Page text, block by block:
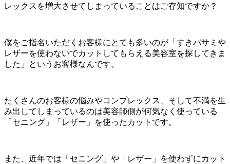
レックスを増大させてしまっていることはご存知ですか？
僕をご指名いただくお客様にとても多いのが「すきバサミや
レザーを使わないでカットしてもらえる美容室を探してきま
した」というお客様なんです。
たくさんのお客様の悩みやコンプレックス、そして不満を生
み出してしまっているのは美容師側が何気なく使っている
「セニング」「レザー」を使ったカットです。
また、近年では「セニング」や「レザー」を使わずにカット